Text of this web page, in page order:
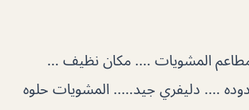
المشويات …. مكان نظيف …
…. دليفري جيد….. المشويات حلوه